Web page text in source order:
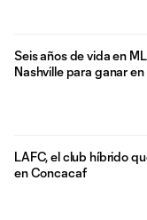
Seis años de vida en
Nashville para ganar
LAFC, el club híbrido
en Concacaf